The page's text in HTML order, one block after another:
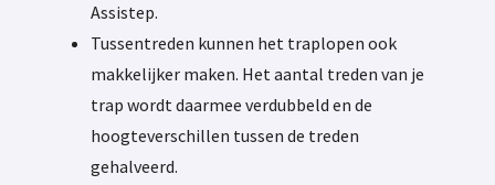
Assistep.
Tussentreden kunnen het traplopen ook
makkelijker maken. Het aantal treden van je
trap wordt daarmee verdubbeld en de
hoogteverschillen tussen de treden
gehalveerd.